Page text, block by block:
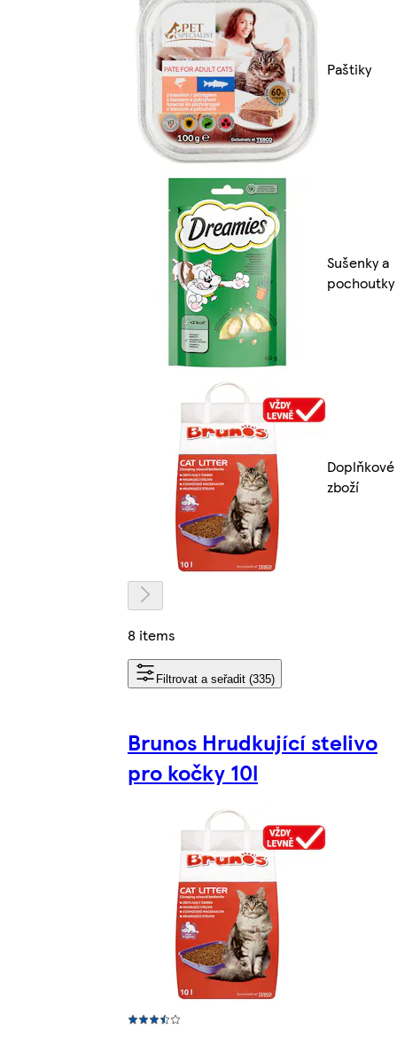
Paštiky
Sušenky a
pochoutky
Doplňkové
zboží
8 items
Filtrovat a seřadit (335)
Brunos Hrudkující stelivo
pro kočky 10l